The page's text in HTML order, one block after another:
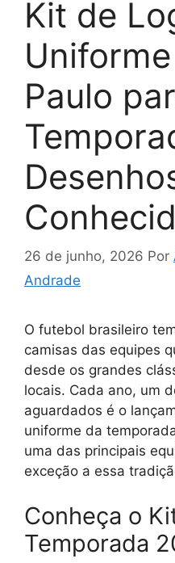
Kit de
Paulo
26 de junho, 2026 Por
Andrade
O futebol brasileiro
camisas das equipes
desde os grandes
locais. Cada ano, um
aguardados é o
uniforme da
uma das principais
exceção a essa
Conheça o
Temporada